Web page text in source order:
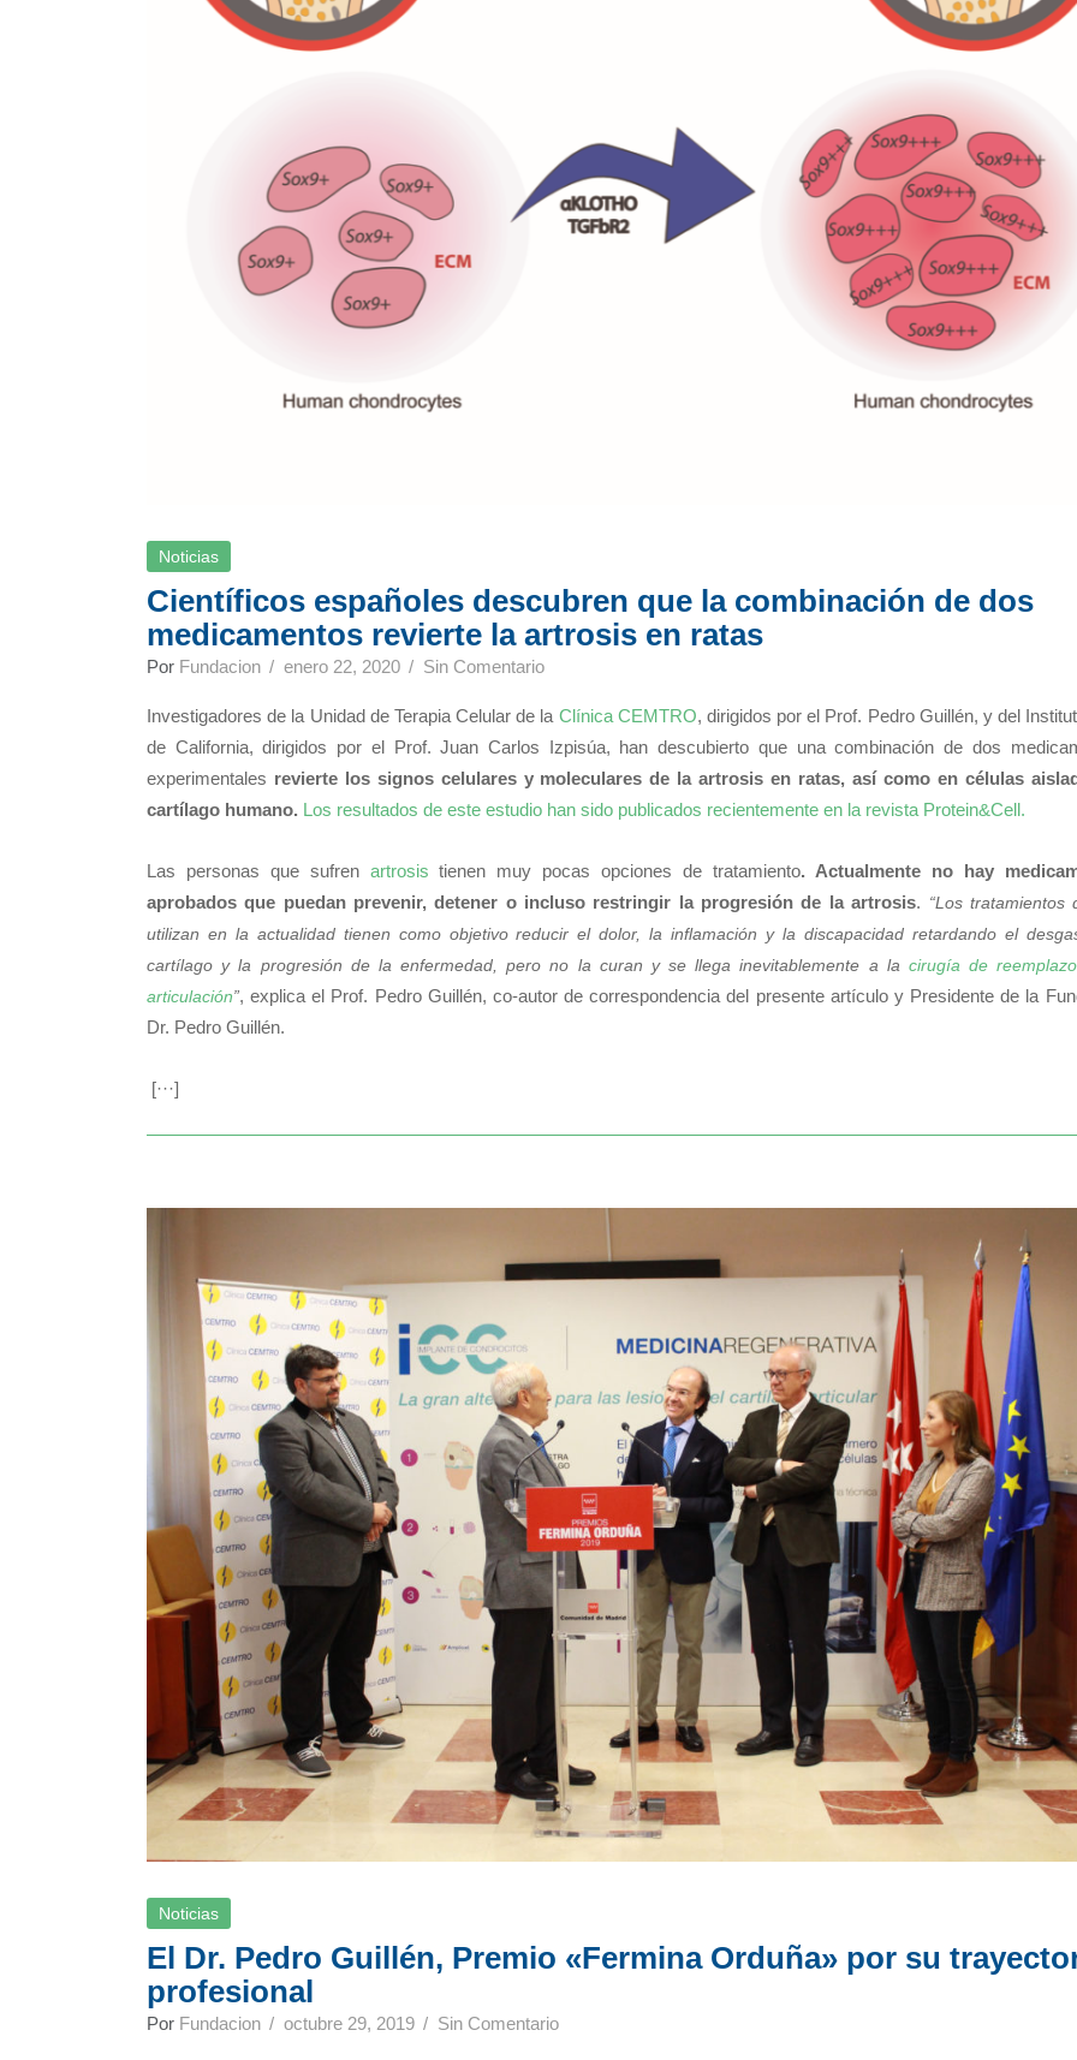
Noticias
Científicos españoles descubren que la combinación de dos
medicamentos revierte la artrosis en ratas
Por Fundacion enero 22, 2020 Sin Comentario
Investigadores de la Unidad de Terapia Celular de la Clínica CEMTRO, dirigidos por el Prof. Pedro Guillén, y del
de California, dirigidos por el Prof. Juan Carlos Izpisúa, han descubierto que una combinación de dos
experimentales revierte los signos celulares y moleculares de la artrosis en ratas, así como en células
cartílago humano. Los resultados de este estudio han sido publicados recientemente en la revista Protein&Cell.
Las personas que sufren artrosis tienen muy pocas opciones de tratamiento. Actualmente no hay
aprobados que puedan prevenir, detener o incluso restringir la progresión de la artrosis. “Los tratamientos
utilizan en la actualidad tienen como objetivo reducir el dolor, la inflamación y la discapacidad retardando el
cartílago y la progresión de la enfermedad, pero no la curan y se llega inevitablemente a la cirugía de
articulación”, explica el Prof. Pedro Guillén, co-autor de correspondencia del presente artículo y Presidente de la
Dr. Pedro Guillén.
[···]
El Dr. Pedro Guillén, Premio «Fermina Orduña» por su trayectoria
profesional
Noticias
Noticias
El Dr. Pedro Guillén, Premio «Fermina Orduña» por su
profesional
Por Fundacion octubre 29, 2019 Sin Comentario